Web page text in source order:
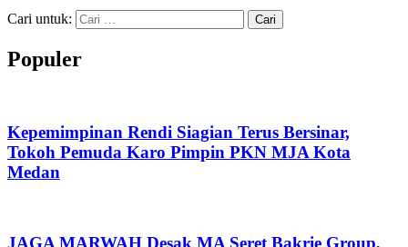
Cari untuk:
Populer
Kepemimpinan Rendi Siagian Terus Bersinar,
Tokoh Pemuda Karo Pimpin PKN MJA Kota
Medan
JAGA MARWAH Desak MA Seret Bakrie Group,